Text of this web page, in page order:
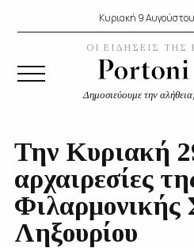
Κυριακή 9
ΟΙ ΕΙΔΗΣΕΙΣ ΤΗΣ
Δημοσιεύουμε την
Την Κυριακή
αρχαιρεσίες
Φιλαρμονικής
Ληξουρίου